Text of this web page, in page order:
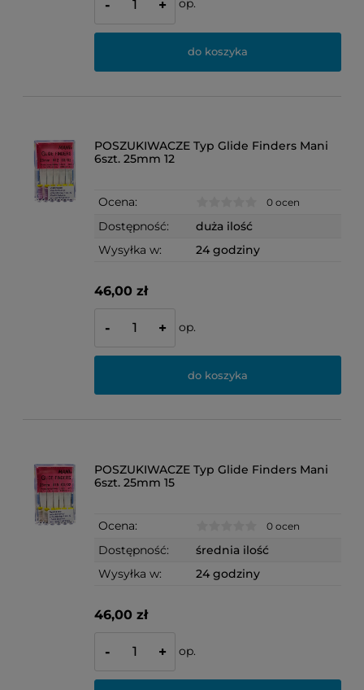
- + op.
do koszyka
POSZUKIWACZE Typ Glide Finders Mani
6szt. 25mm 12
Ocena: 0 ocen
Dostępność:
duża ilość
Wysyłka w:
24 godziny
46,00 zł
- + op.
do koszyka
POSZUKIWACZE Typ Glide Finders Mani
6szt. 25mm 15
Ocena: 0 ocen
Dostępność:
średnia ilość
Wysyłka w:
24 godziny
46,00 zł
- + op.